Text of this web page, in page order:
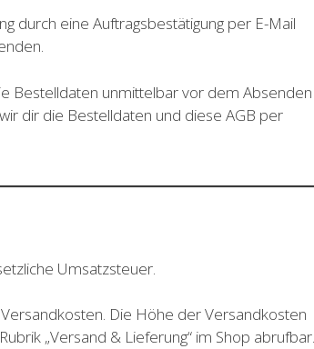
durch eine Auftragsbestätigung per E-Mail
Bestelldaten unmittelbar vor dem Absenden
dir die Bestelldaten und diese AGB per
Umsatzsteuer.
Die Höhe der Versandkosten
„Versand & Lieferung“ im Shop abrufbar.